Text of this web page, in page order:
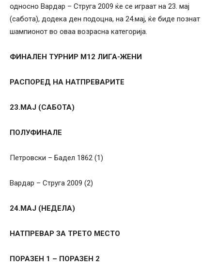
односно Вардар – Струга 2009 ќе се играат на 23. мај
(сабота), додека ден подоцна, на 24.мај, ќе биде познат
шампионот во оваа возрасна категорија.
ФИНАЛЕН ТУРНИР М12 ЛИГА-ЖЕНИ
РАСПОРЕД НА НАТПРЕВАРИТЕ
23.МАЈ (САБОТА)
ПОЛУФИНАЛЕ
Петровски – Бадел 1862 (1)
Вардар – Струга 2009 (2)
24.МАЈ (НЕДЕЛА)
НАТПРЕВАР ЗА ТРЕТО МЕСТО
ПОРАЗЕН 1 – ПОРАЗЕН 2